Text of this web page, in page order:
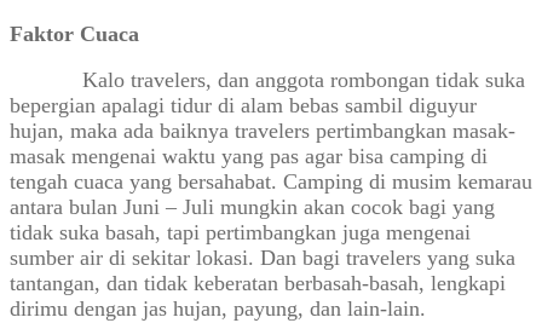
Faktor Cuaca
Kalo travelers, dan anggota rombongan tidak suka
bepergian apalagi tidur di alam bebas sambil diguyur
hujan, maka ada baiknya travelers pertimbangkan masak-
masak mengenai waktu yang pas agar bisa camping di
tengah cuaca yang bersahabat. Camping di musim kemarau
antara bulan Juni – Juli mungkin akan cocok bagi yang
tidak suka basah, tapi pertimbangkan juga mengenai
sumber air di sekitar lokasi. Dan bagi travelers yang suka
tantangan, dan tidak keberatan berbasah-basah, lengkapi
dirimu dengan jas hujan, payung, dan lain-lain.